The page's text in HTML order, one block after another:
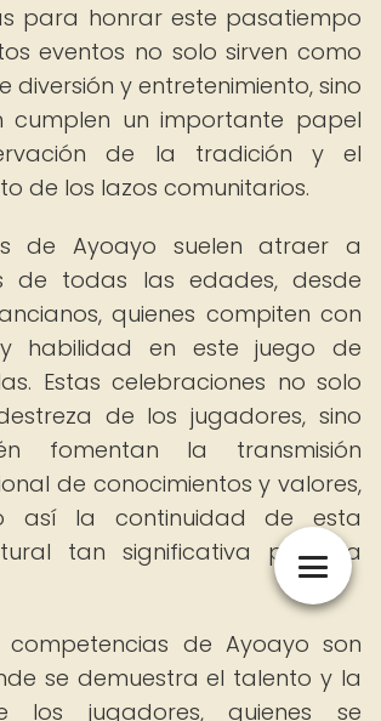
para honrar este pasatiempo
eventos no solo sirven como
diversión y entretenimiento, sino
cumplen un importante papel
de la tradición y el
de los lazos comunitarios.
de Ayoayo suelen atraer a
de todas las edades, desde
quienes compiten con
y habilidad en este juego de
Estas celebraciones no solo
de los jugadores, sino
fomentan la transmisión
de conocimientos y valores,
así la continuidad de esta
tan significativa para la
competencias de Ayoayo son
se demuestra el talento y la
los jugadores, quienes se